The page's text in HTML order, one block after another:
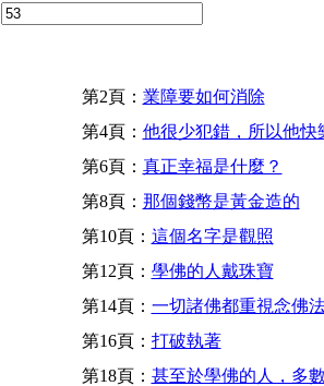
第2頁： 業障要如何消除
第4頁： 他很少犯錯，所以他快
第6頁： 真正幸福是什麼？
第8頁： 那個錢幣是黃金造的
第10頁： 這個名字是觀照
第12頁： 學佛的人戴珠寶
第14頁： 一切諸佛都重視念佛
第16頁： 打破執著
第18頁： 甚至於學佛的人，多